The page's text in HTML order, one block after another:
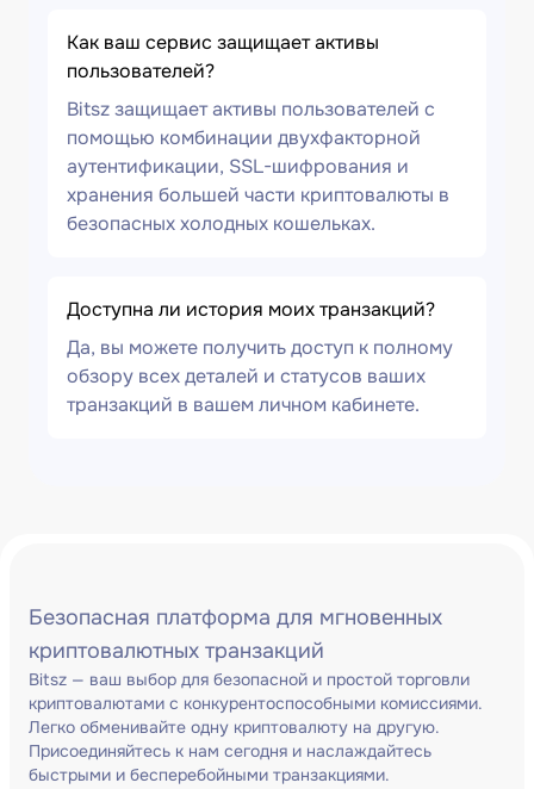
Как ваш сервис защищает активы
пользователей?
Bitsz защищает активы пользователей с
помощью комбинации двухфакторной
аутентификации, SSL-шифрования и
хранения большей части криптовалюты в
безопасных холодных кошельках.
Доступна ли история моих транзакций?
Да, вы можете получить доступ к полному
обзору всех деталей и статусов ваших
транзакций в вашем личном кабинете.
Безопасная платформа для мгновенных
криптовалютных транзакций
Bitsz — ваш выбор для безопасной и простой торговли
криптовалютами с конкурентоспособными комиссиями.
Легко обменивайте одну криптовалюту на другую.
Присоединяйтесь к нам сегодня и наслаждайтесь
быстрыми и бесперебойными транзакциями.